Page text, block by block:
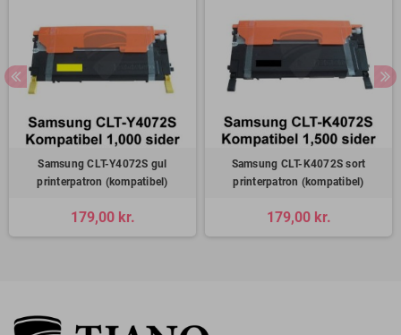
Samsung CLT-Y4072S gul
printerpatron (kompatibel)
179,00 kr.
Samsung CLT-K4072S sort
printerpatron (kompatibel)
179,00 kr.